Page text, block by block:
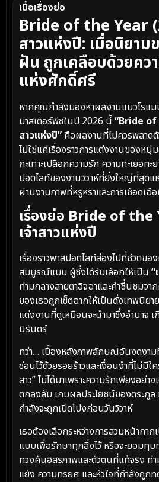
เนื้อเรื่องย่อ
Bride of the Year
สาวแห่งปี: เมื่อนิยาม
ฝัน ถูกเคลือบด้วยคว
แห่งศักดิ์ศรี
หากคุณกำลังมองหาผลงานแนวโรแม
มาสเตอร์พีซในปี 2026 นี้ “Bride of
สาวแห่งปี” คือผลงานที่ไม่ควรพลาด
ไม่ใช่แค่เรื่องราวการแต่งงานของหนุ่
กะเทาะเปลือกความรัก ความทะเยอท
ปอตไลท์ของงานวิวาห์ที่ยิ่งใหญ่ที่สุดแ
ผ่านงานภาพที่หรูหราและการเชือดเ
เรื่องย่อ Bride of the
เจ้าสาวแห่งปี
เรื่องราวพาสปอตไลท์ส่องไปที่ชีวิตข
สมบูรณ์แบบ ผู้ซึ่งได้รับเลือกให้เป็น “
ท่ามกลางสายตาอิจฉาและคำชื่นชมจา
ของเธอถูกเซ็ตฉากให้เป็นดั่งเทพนิย
แต่งงานที่ดูเหมือนจะนำมาซึ่งอำนาจ
นิรันดร์
ทว่า… เบื้องหลังภาพลักษณ์อันงดงาม
ซ่อนไว้ด้วยรอยร้าวและเงื่อนงำที่ไม่มีใ
สาว” ไม่ได้มาเพราะความรักเพียงอย่า
ตกลงลับ เกมผลประโยชน์ของตระกูล
กำลังจะถูกเปิดโปงก่อนวันวิวาห์
เธอต้องเลือกระหว่างการสวมหน้ากา
แบบเพื่อรักษาทุกสิ่งไว้ หรือจะยอมทุบ
ทวงคืนอิสรภาพและตัวตนที่แท้จริง ท่
แย้ง ความทรยศ และหัวใจที่กำลังถูก